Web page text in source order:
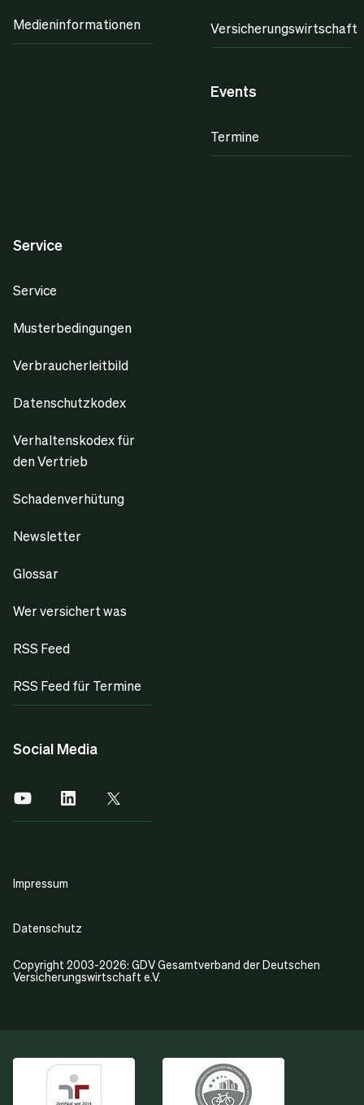
Medieninformationen Versicherungswirtschaft
Events
Termine
Service
Service
Musterbedingungen
Verbraucherleitbild
Datenschutzkodex
Verhaltenskodex für
den Vertrieb
Schadenverhütung
Newsletter
Glossar
Wer versichert was
RSS Feed
RSS Feed für Termine
Social Media
Copyright 2003-2026: GDV Gesamtverband der Deutschen
Versicherungswirtschaft e.V.
Impressum
Datenschutz